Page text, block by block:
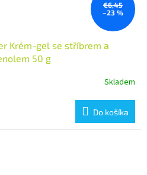
€6,45
–23 %
Krém-gel se stříbrem a
50 g
Skladem
Do košíka